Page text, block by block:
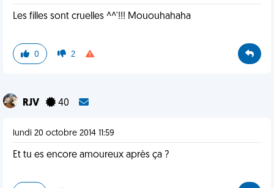
Les filles sont cruelles ^^'!!! Mououhahaha
0 2
RJV 40
lundi 20 octobre 2014 11:59
Et tu es encore amoureux après ça ?